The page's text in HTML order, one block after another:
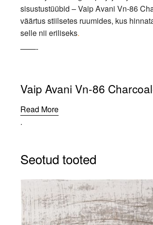
sisustustüübid – Vaip Avani Vn-86
väärtus stiilsetes ruumides, kus
selle nii eriliseks.
——-
Vaip Avani Vn-86
Read More
.
Seotud tooted